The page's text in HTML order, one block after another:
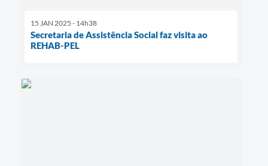
15 JAN 2025 - 14h38
Secretaria de Assistência Social faz visita ao
REHAB-PEL